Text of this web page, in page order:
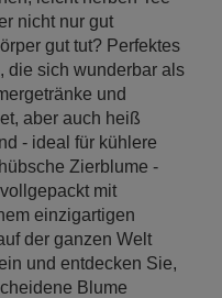
aber auch heiß
- ideal für kühlere
Zierblume -
mit
einzigartigen
der ganzen Welt
und entdecken Sie,
Blume